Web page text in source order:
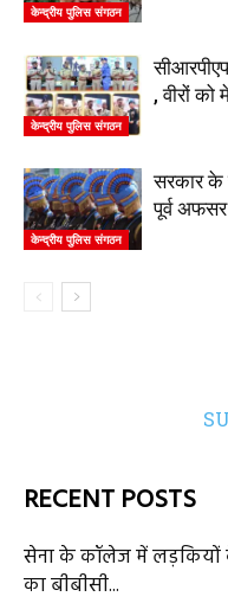
केन्द्रीय पुलिस संगठन
केन्द्रीय पुलिस संगठन
, वीरों
केन्द्रीय पुलिस संगठन
सरकार के
पूर्व
RECENT POSTS
सेना के कॉलेज में
का बीबीसी...